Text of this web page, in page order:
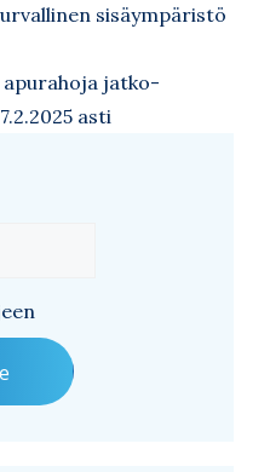
sisäympäristö
apurahoja jatko-
asti